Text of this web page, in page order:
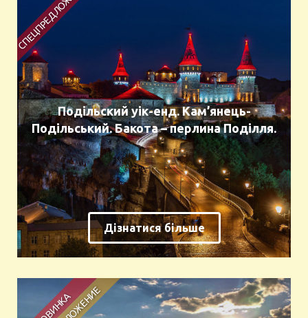
Подільский уік-енд. Кам’янець-
Подільський. Бакота – перлина Поділля.
Дізнатися більше